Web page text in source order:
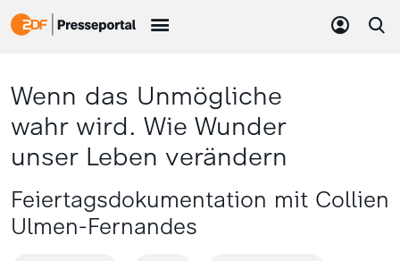
Wenn das Unmögliche
wahr wird. Wie Wunder
unser Leben verändern
Feiertagsdokumentation mit Collien
Ulmen-Fernandes